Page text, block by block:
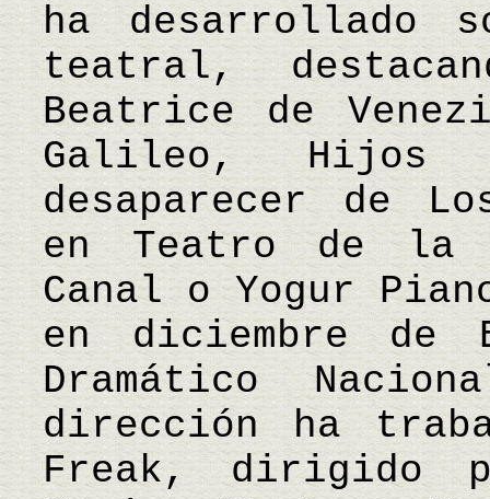
ha desarrollado
teatral,
Beatrice de
Galileo, Hijos
desaparecer de
en Teatro de la
Canal o Yogur
en diciembre de
Dramático
dirección ha
Freak, dirigido